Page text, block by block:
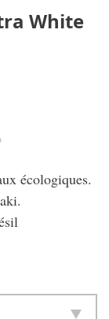
White
écologiques.